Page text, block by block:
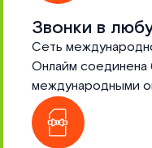
Звонки в
Сеть
Онлайм
международными